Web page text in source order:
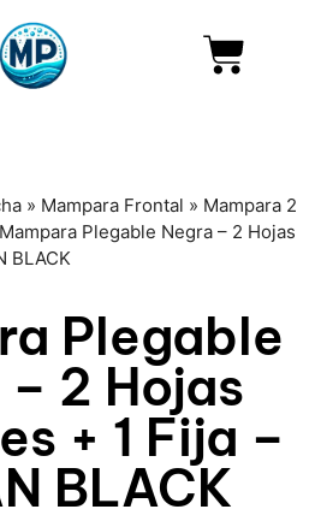
» Mampara Frontal » Mampara 2
Mampara Plegable Negra – 2 Hojas
BLACK
Plegable
2 Hojas
+ 1 Fija –
BLACK